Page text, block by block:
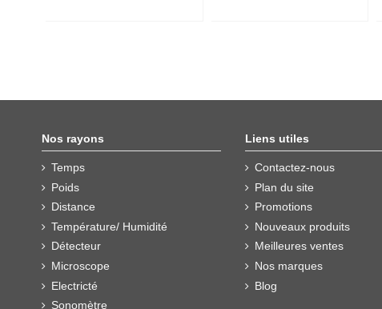
Nos rayons
Temps
Poids
Distance
Température/ Humidité
Détecteur
Microscope
Electricté
Sonomètre
Liens utiles
Contactez-nous
Plan du site
Promotions
Nouveaux produits
Meilleures ventes
Nos marques
Blog